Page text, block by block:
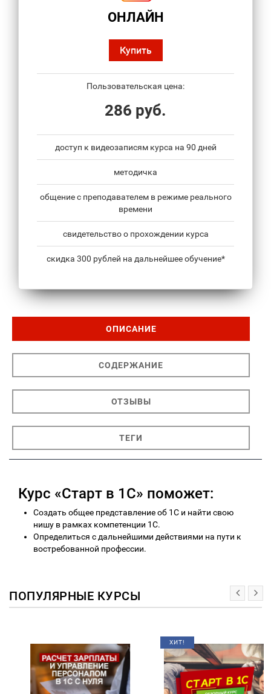
ОНЛАЙН
Купить
Пользовательская цена:
286 руб.
доступ к видеозаписям курса на 90 дней
методичка
общение с преподавателем в режиме реального
времени
свидетельство о прохождении курса
скидка 300 рублей на дальнейшее обучение*
ОПИСАНИЕ
СОДЕРЖАНИЕ
ОТЗЫВЫ
ТЕГИ
Курс «Старт в 1С» поможет:
Создать общее представление об 1C и найти свою
нишу в рамках компетенции 1С.
Определиться с дальнейшими действиями на пути к
востребованной профессии.
ПОПУЛЯРНЫЕ КУРСЫ
ХИТ!